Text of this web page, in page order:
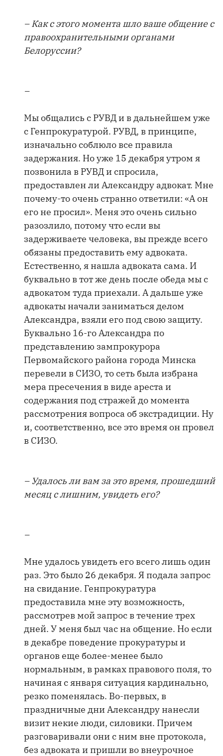
– Как с этого момента шло ваше общение с
правоохранительными органами
Белоруссии?
–
Мы общались с РУВД и в дальнейшем уже
с Генпрокуратурой. РУВД, в принципе,
изначально соблюло все правила
задержания. Но уже 15 декабря утром я
позвонила в РУВД и спросила,
предоставлен ли Александру адвокат. Мне
почему-то очень странно ответили: «А он
его не просил». Меня это очень сильно
разозлило, потому что если вы
задерживаете человека, вы прежде всего
обязаны предоставить ему адвоката.
Естественно, я нашла адвоката сама. И
буквально в тот же день после обеда мы с
адвокатом туда приехали. А дальше уже
адвокаты начали заниматься делом
Александра, взяли его под свою защиту.
Буквально 16-го Александра по
представлению зампрокурора
Первомайского района города Минска
перевели в СИЗО, то сеть была избрана
мера пресечения в виде ареста и
содержания под стражей до момента
рассмотрения вопроса об экстрадиции. Ну
и, соответственно, все это время он провел
в СИЗО.
– Удалось ли вам за это время, прошедший
месяц с лишним, увидеть его?
–
Мне удалось увидеть его всего лишь один
раз. Это было 26 декабря. Я подала запрос
на свидание. Генпрокуратура
предоставила мне эту возможность,
рассмотрев мой запрос в течение трех
дней. У меня был час на общение. Но если
в декабре поведение прокуратуры и
органов еще более-менее было
нормальным, в рамках правового поля, то
начиная с января ситуация кардинально,
резко поменялась. Во-первых, в
праздничные дни Александру нанесли
визит некие люди, силовики. Причем
разговаривали они с ним вне протокола,
без адвоката и пришли во внеурочное